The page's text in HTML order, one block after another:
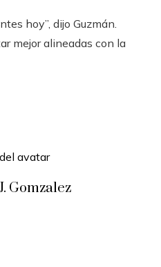
hoy”, dijo Guzmán.
mejor alineadas con la
Gomzalez